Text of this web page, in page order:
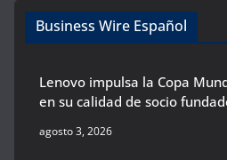
Business Wire Español
Lenovo impulsa la Copa
en su calidad de socio
agosto 3, 2026